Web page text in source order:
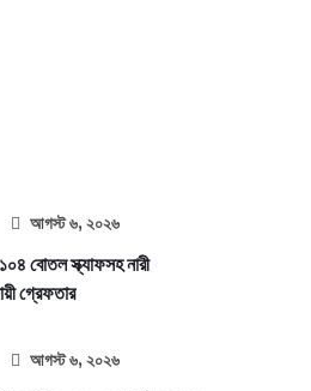
আগস্ট ৬, ২০২৬
বোতল স্ক্যাফসহ নারী
গ্রেফতার
আগস্ট ৬, ২০২৬